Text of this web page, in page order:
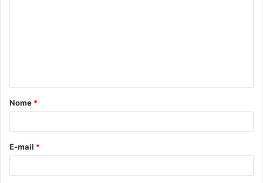
á
r
*
Nome *
E-mail *